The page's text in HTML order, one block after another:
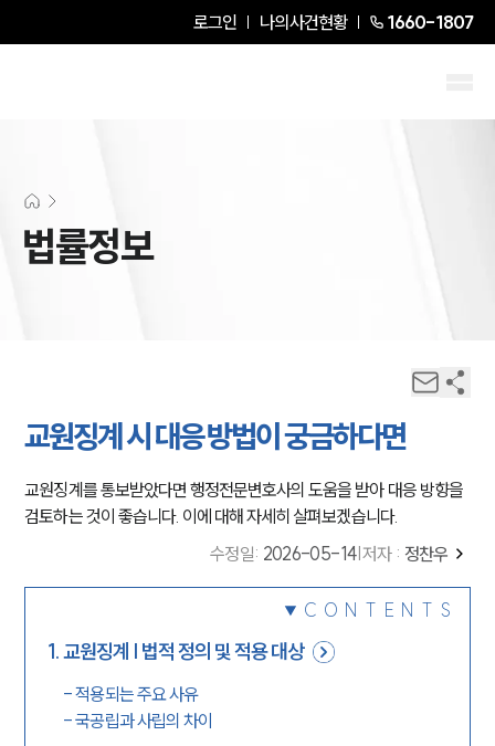
로그인 나의사건현황 1660-1807
법률정보
교원징계 시 대응 방법이 궁금하다면
교원징계를 통보받았다면 행정전문변호사의 도움을 받아 대응 방향을
검토하는 것이 좋습니다. 이에 대해 자세히 살펴보겠습니다.
수정일: 2026-05-14 저자 : 정찬우
CONTENTS
1.교원징계 | 법적 정의 및 적용 대상
-적용되는 주요 사유
-국공립과 사립의 차이